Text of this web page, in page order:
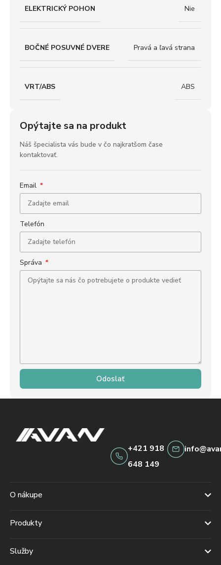
ELEKTRICKÝ POHON Nie
BOČNÉ POSUVNÉ DVERE Pravá a ľavá strana
VRT/ABS ABS
Opýtajte sa na produkt
Náš špecialista vás bude v čo najkratšom čase
kontaktovať.
Email
Telefón
Správa
Odoslať
+421 918
648 149
O nákupe
Produkty
Služby